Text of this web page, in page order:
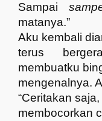
Sampai
matanya.”
Aku kembali
terus
membuatku
mengenalnya.
“Ceritakan
membocorkan